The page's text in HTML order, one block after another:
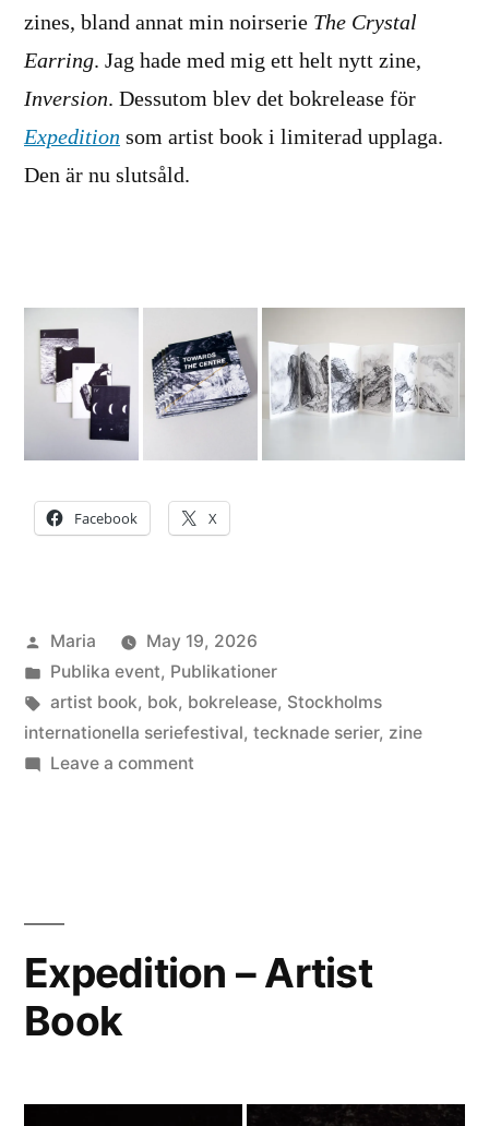
zines, bland annat min noirserie The Crystal
Earring. Jag hade med mig ett helt nytt zine,
Inversion. Dessutom blev det bokrelease för
Expedition som artist book i limiterad upplaga.
Den är nu slutsåld.
Facebook X
Posted
by
Maria
May 19, 2026
Posted
in
Publika event, Publikationer
Tags:
artist book, bok, bokrelease, Stockholms
internationella seriefestival, tecknade serier, zine
Leave a commenton
2026
Expedition – Artist
Book